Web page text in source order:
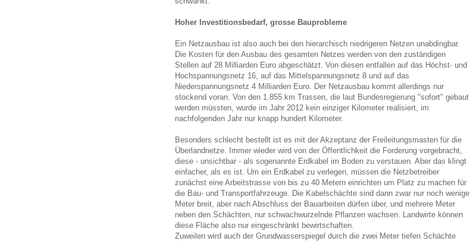
Hoher Investitionsbedarf, grosse Bauprobleme
Ein Netzausbau ist also auch bei den hierarchisch niedrigeren Netzen unabdingbar.
Die Kosten für den Ausbau des gesamten Netzes werden von den zuständigen
Stellen auf 28 Milliarden Euro abgeschätzt. Von diesen entfallen auf das Höchst- und
Hochspannungsnetz 16, auf das Mittelspannungsnetz 8 und auf das
Niederspannungsnetz 4 Milliarden Euro. Der Netzausbau kommt allerdings nur
stockend voran. Von den 1.855 km Trassen, die laut Bundesregierung "sofort" gebaut
werden müssten, wurde im Jahr 2012 kein einziger Kilometer realisiert, im
nachfolgenden Jahr nur knapp hundert Kilometer.
Besonders schlecht bestellt ist es mit der Akzeptanz der Freileitungsmasten für die
Überlandnetze. Immer wieder wird von der Öffentlichkeit die Forderung vorgebracht,
diese - unsichtbar - als sogenannte Erdkabel im Boden zu verstauen. Aber das klingt
einfacher, als es ist. Um ein Erdkabel zu verlegen, müssen die Netzbetreiber
zunächst eine Arbeitstrasse von bis zu 40 Metern einrichten um Platz zu machen für
die Bau- und Transportfahrzeuge. Die Kabelschächte sind dann zwar nur noch wenige
Meter breit, aber nach Abschluss der Bauarbeiten dürfen über, und mehrere Meter
neben den Schächten, nur schwachwurzelnde Pflanzen wachsen. Landwirte können
diese Fläche also nur eingeschränkt bewirtschaften.
Zuweilen wird auch der Grundwasserspiegel durch die zwei Meter tiefen Schächte